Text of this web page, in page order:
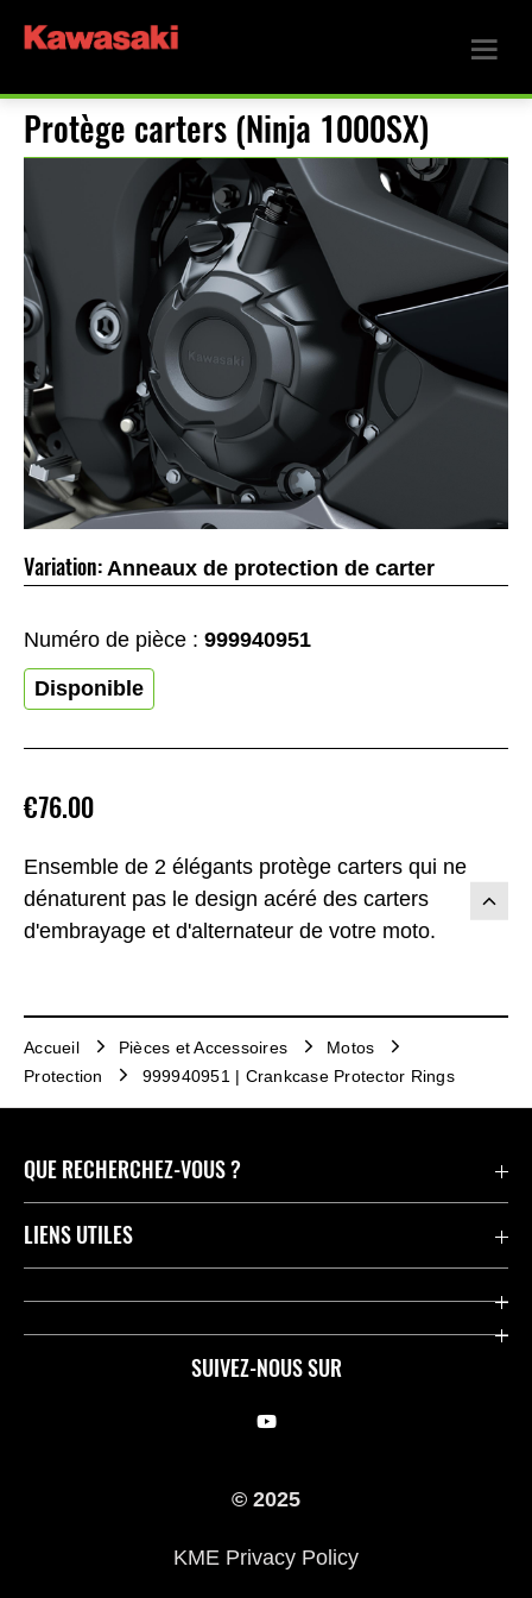
Protège carters (Ninja 1000SX)
Ensemble de 2 élégants protège carters qui ne
dénaturent pas le design acéré des carters
d'embrayage et d'alternateur de votre moto.
€76.00
Variation: Anneaux de protection de carter
Numéro de pièce : 999940951
Disponible
Accueil Pièces et Accessoires
Motos
Protection
999940951 | Crankcase Protector Rings
SUIVEZ-NOUS SUR
QUE RECHERCHEZ-VOUS ?
Motos
Compétition
LIENS UTILES
Press
© 2025
KME Privacy Policy